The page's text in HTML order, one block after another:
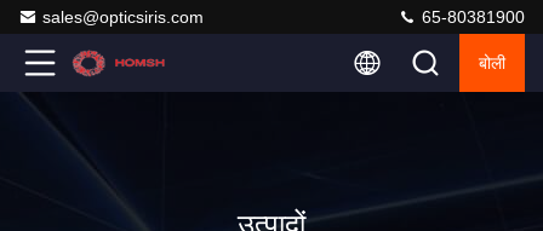
sales@opticsiris.com 65-80381900
बोली
उत्पादों